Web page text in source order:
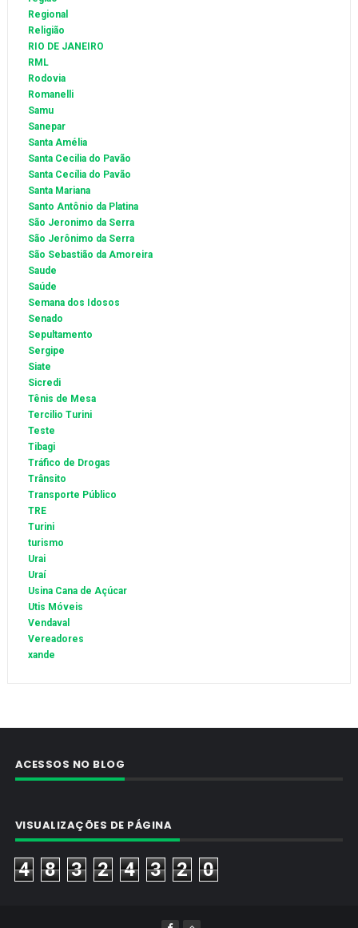
Regional
Religião
RIO DE JANEIRO
RML
Rodovia
Romanelli
Samu
Sanepar
Santa Amélia
Santa Cecilia do Pavão
Santa Cecília do Pavão
Santa Mariana
Santo Antônio da Platina
São Jeronimo da Serra
São Jerônimo da Serra
São Sebastião da Amoreira
Saude
Saúde
Semana dos Idosos
Senado
Sepultamento
Sergipe
Siate
Sicredi
Tênis de Mesa
Tercilio Turini
Teste
Tibagi
Tráfico de Drogas
Trânsito
Transporte Público
TRE
Turini
turismo
Urai
Uraí
Usina Cana de Açúcar
Utis Móveis
Vendaval
Vereadores
xande
ACESSOS NO BLOG
VISUALIZAÇÕES DE PÁGINA
4 8 3 2 4 3 2 0